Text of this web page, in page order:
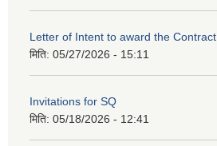
Letter of Intent to award the Contract
मिति: 05/27/2026 - 15:11
Invitations for SQ
मिति: 05/18/2026 - 12:41